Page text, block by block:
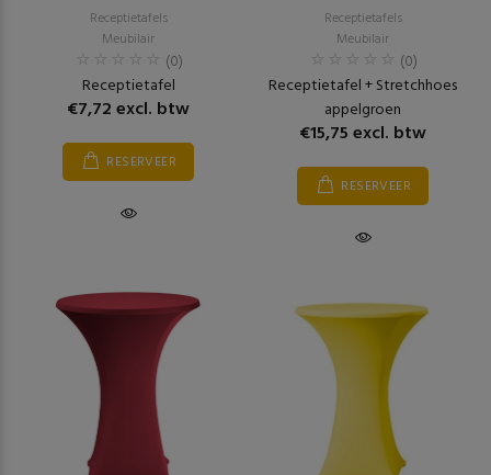
Receptietafels
Meubilair
(0)
Receptietafel
€7,72 excl. btw
RESERVEER
Receptietafels
Meubilair
(0)
Receptietafel + Stretchhoes
appelgroen
€15,75 excl. btw
RESERVEER